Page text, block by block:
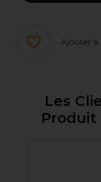
Ajouter à
Les